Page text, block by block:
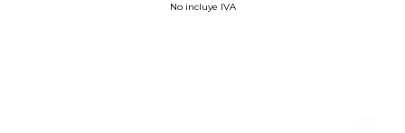
No incluye IVA